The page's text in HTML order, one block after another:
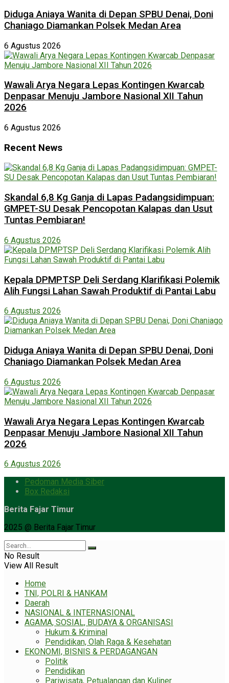
Diduga Aniaya Wanita di Depan SPBU Denai, Doni
Chaniago Diamankan Polsek Medan Area
6 Agustus 2026
Wawali Arya Negara Lepas Kontingen Kwarcab
Denpasar Menuju Jambore Nasional XII Tahun
2026
6 Agustus 2026
Recent News
Skandal 6,8 Kg Ganja di Lapas Padangsidimpuan:
GMPET-SU Desak Pencopotan Kalapas dan Usut
Tuntas Pembiaran!
6 Agustus 2026
Kepala DPMPTSP Deli Serdang Klarifikasi Polemik
Alih Fungsi Lahan Sawah Produktif di Pantai Labu
6 Agustus 2026
Diduga Aniaya Wanita di Depan SPBU Denai, Doni
Chaniago Diamankan Polsek Medan Area
6 Agustus 2026
Wawali Arya Negara Lepas Kontingen Kwarcab
Denpasar Menuju Jambore Nasional XII Tahun
2026
6 Agustus 2026
Pedoman Media Siber
Box Redaksi
Berita Fajar Timur
2025 @ Berita Fajar Timur
No Result
View All Result
Home
TNI, POLRI & HANKAM
Daerah
NASIONAL & INTERNASIONAL
AGAMA, SOSIAL, BUDAYA & ORGANISASI
Hukum & Kriminal
Pendidikan, Olah Raga & Kesehatan
EKONOMI, BISNIS & PERDAGANGAN
Politik
Pendidikan
Pariwisata, Petualangan dan Kuliner